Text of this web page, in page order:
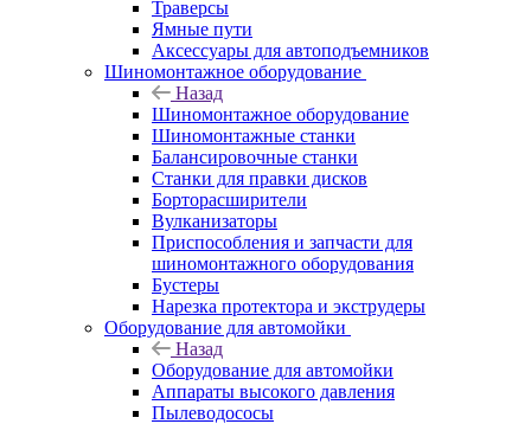
Траверсы
Ямные пути
Аксессуары для автоподъемников
Шиномонтажное оборудование
Назад
Шиномонтажное оборудование
Шиномонтажные станки
Балансировочные станки
Станки для правки дисков
Борторасширители
Вулканизаторы
Приспособления и запчасти для
шиномонтажного оборудования
Бустеры
Нарезка протектора и экструдеры
Оборудование для автомойки
Назад
Оборудование для автомойки
Аппараты высокого давления
Пылеводососы